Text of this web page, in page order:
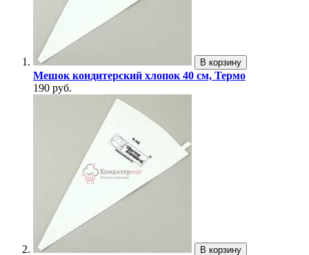
В корзину
Мешок кондитерский хлопок 40 см, Термо
190 руб.
В корзину